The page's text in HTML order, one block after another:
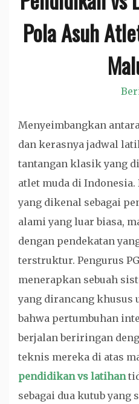
Pola Asuh
Menyeimbangkan
dan kerasnya jadwal
tantangan klasik yang
atlet muda di
yang dikenal sebagai
alami yang luar biasa,
dengan pendekatan
terstruktur. Pengurus
menerapkan sebuah
yang dirancang khusus
bahwa pertumbuhan
berjalan beriringan
teknis mereka di atas
pendidikan vs latihan
sebagai dua kutub yang